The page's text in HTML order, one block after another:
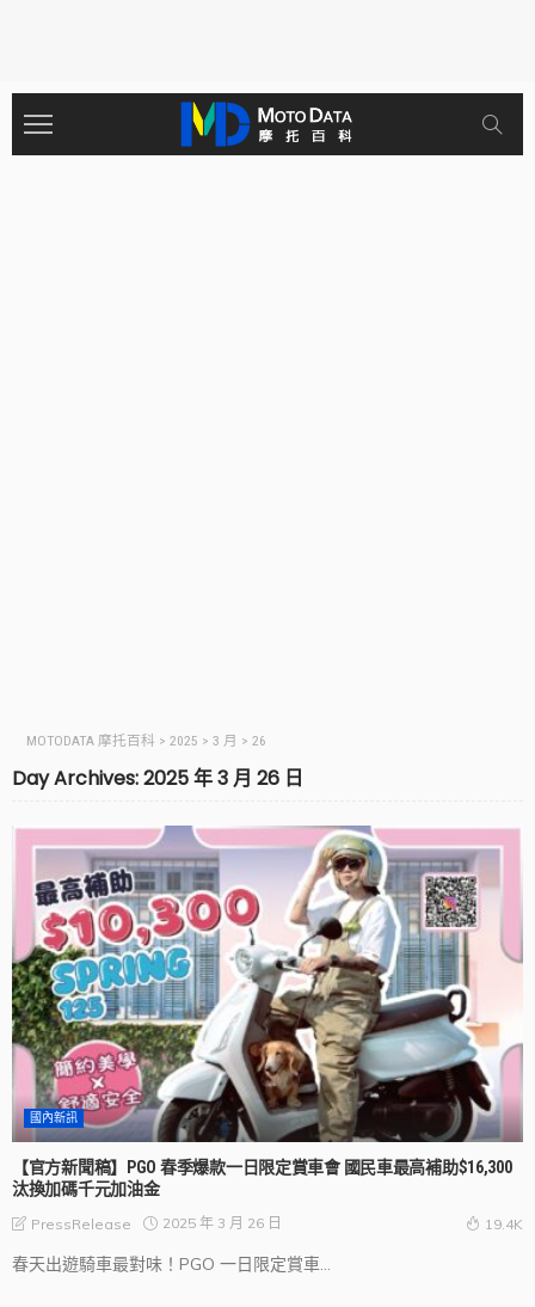
MOTODATA 摩托百科 > 2025 > 3 月 > 26
Day Archives: 2025 年 3 月 26 日
國內新訊
【官方新聞稿】PGO 春季爆款一日限定賞車會 國民車最高補助$16,300
汰換加碼千元加油金
PressRelease 2025 年 3 月 26 日 19.4K
春天出遊騎車最對味！PGO 一日限定賞車...